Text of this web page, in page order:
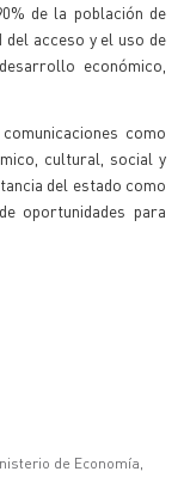
de la población de
acceso y el uso de
económico,
como
cultural, social y
del estado como
oportunidades para
de Economía,